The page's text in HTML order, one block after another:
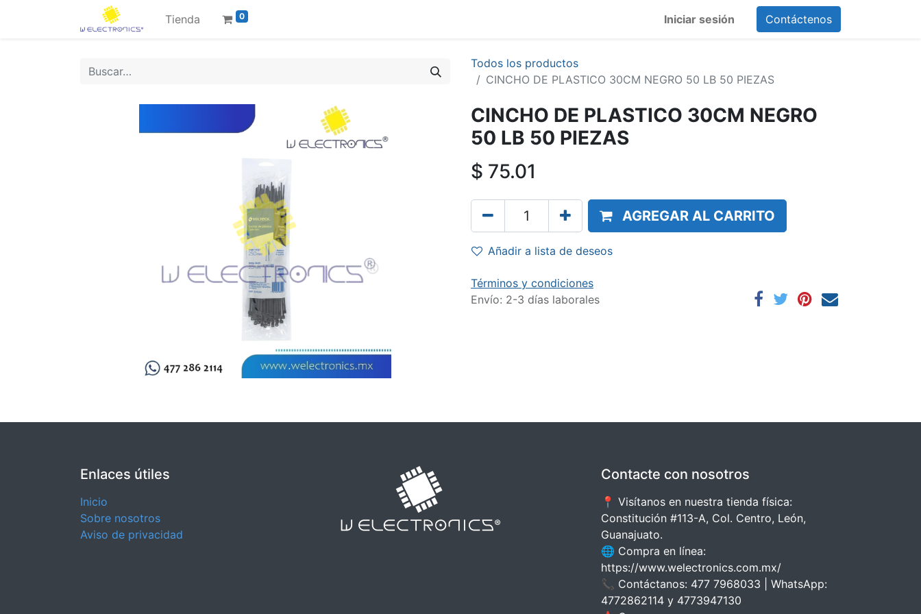
Tienda 0 Iniciar sesión Contáctenos
Todos los productos
CINCHO DE PLASTICO 30CM NEGRO 50 LB 50 PIEZAS
CINCHO DE PLASTICO 30CM NEGRO
50 LB 50 PIEZAS
$ 75.01
AGREGAR AL CARRITO
Añadir a lista de deseos
Términos y condiciones
Envío: 2-3 días laborales
Enlaces útiles
Inicio
Sobre nosotros
Aviso de privacidad
Contacte con nosotros
📍 Visítanos en nuestra tienda física:
Constitución #113-A, Col. Centro, León,
Guanajuato.
🌐 Compra en línea:
https://www.welectronics.com.mx/
📞 Contáctanos: 477 7968033 | WhatsApp:
4772862114 y 4773947130